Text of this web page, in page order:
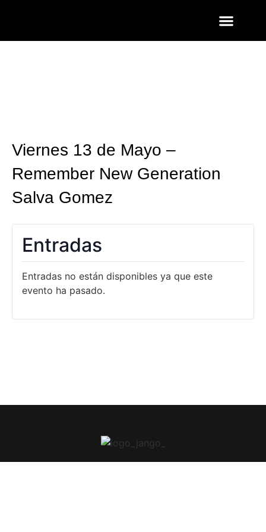
Viernes 13 de Mayo –
Remember New Generation
Salva Gomez
Entradas
Entradas no están disponibles ya que este
evento ha pasado.